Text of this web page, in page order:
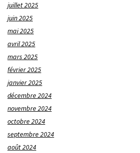
juillet 2025
juin 2025
mai 2025
avril 2025
mars 2025
février 2025
janvier 2025
décembre 2024
novembre 2024
octobre 2024
septembre 2024
août 2024